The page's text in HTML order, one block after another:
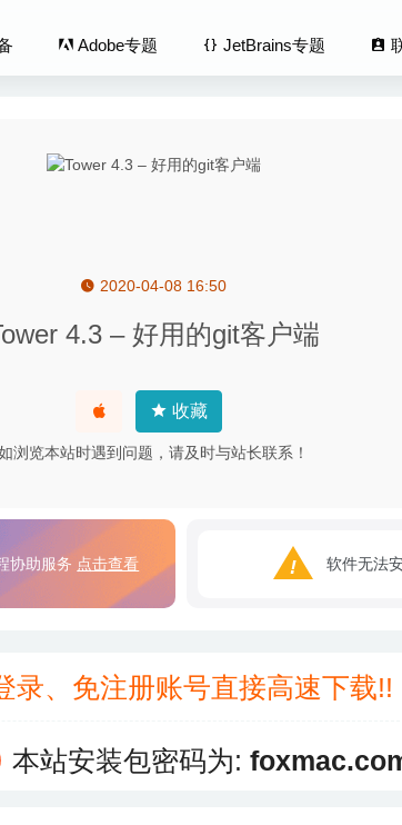
Adobe专题 JetBrains专题
2020-04-08 16:50
4.3 – 好用的git客户端
收藏
浏览本站时遇到问题，请及时与站长联系！
协助服务 点击查看 软件无法
录、免注册账号直接高速下
本站安装包密码为:
优秀的局域网扫描工具 2020-05-05
大易用的文本转换工具 2026-07-17
1.8.0.584 for Mac中文版-逆天的专业设计必备软件